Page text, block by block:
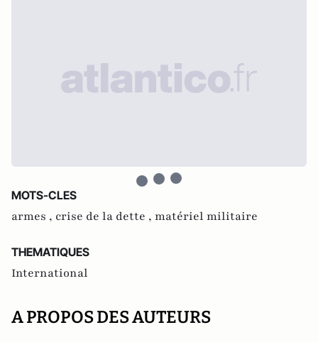
MOTS-CLES
armes , crise de la dette , matériel militaire
THEMATIQUES
International
A PROPOS DES AUTEURS